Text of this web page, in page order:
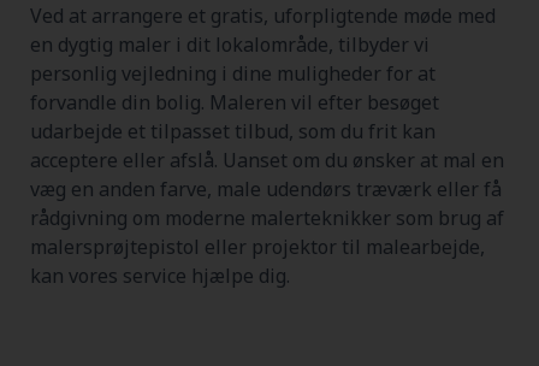
Ved at arrangere et gratis, uforpligtende møde med
en dygtig maler i dit lokalområde, tilbyder vi
personlig vejledning i dine muligheder for at
forvandle din bolig. Maleren vil efter besøget
udarbejde et tilpasset tilbud, som du frit kan
acceptere eller afslå. Uanset om du ønsker at mal en
væg en anden farve, male udendørs træværk eller få
rådgivning om moderne malerteknikker som brug af
malersprøjtepistol eller projektor til malearbejde,
kan vores service hjælpe dig.